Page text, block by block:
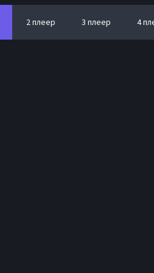
2 плеер 3 плеер 4